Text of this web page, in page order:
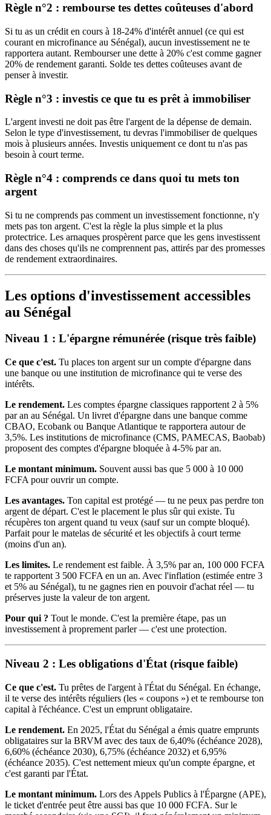
Règle n°2 : rembourse tes dettes coûteuses d'abord
Si tu as un crédit en cours à 18-24% d'intérêt annuel (ce qui est
courant en microfinance au Sénégal), aucun investissement ne te
rapportera autant. Rembourser une dette à 20% c'est comme gagner
20% de rendement garanti. Solde tes dettes coûteuses avant de
penser à investir.
Règle n°3 : investis ce que tu es prêt à immobiliser
L'argent investi ne doit pas être l'argent de la dépense de demain.
Selon le type d'investissement, tu devras l'immobiliser de quelques
mois à plusieurs années. Investis uniquement ce dont tu n'as pas
besoin à court terme.
Règle n°4 : comprends ce dans quoi tu mets ton
argent
Si tu ne comprends pas comment un investissement fonctionne, n'y
mets pas ton argent. C'est la règle la plus simple et la plus
protectrice. Les arnaques prospèrent parce que les gens investissent
dans des choses qu'ils ne comprennent pas, attirés par des promesses
de rendement extraordinaires.
Les options d'investissement accessibles
au Sénégal
Niveau 1 : L'épargne rémunérée (risque très faible)
Ce que c'est. Tu places ton argent sur un compte d'épargne dans
une banque ou une institution de microfinance qui te verse des
intérêts.
Le rendement. Les comptes épargne classiques rapportent 2 à 5%
par an au Sénégal. Un livret d'épargne dans une banque comme
CBAO, Ecobank ou Banque Atlantique te rapportera autour de
3,5%. Les institutions de microfinance (CMS, PAMECAS, Baobab)
proposent des comptes d'épargne bloquée à 4-5% par an.
Le montant minimum. Souvent aussi bas que 5 000 à 10 000
FCFA pour ouvrir un compte.
Les avantages. Ton capital est protégé — tu ne peux pas perdre ton
argent de départ. C'est le placement le plus sûr qui existe. Tu
récupères ton argent quand tu veux (sauf sur un compte bloqué).
Parfait pour le matelas de sécurité et les objectifs à court terme
(moins d'un an).
Les limites. Le rendement est faible. À 3,5% par an, 100 000 FCFA
te rapportent 3 500 FCFA en un an. Avec l'inflation (estimée entre 3
et 5% au Sénégal), tu ne gagnes rien en pouvoir d'achat réel — tu
préserves juste la valeur de ton argent.
Pour qui ? Tout le monde. C'est la première étape, pas un
investissement à proprement parler — c'est une protection.
Niveau 2 : Les obligations d'État (risque faible)
Ce que c'est. Tu prêtes de l'argent à l'État du Sénégal. En échange,
il te verse des intérêts réguliers (les « coupons ») et te rembourse ton
capital à l'échéance. C'est un emprunt obligataire.
Le rendement. En 2025, l'État du Sénégal a émis quatre emprunts
obligataires sur la BRVM avec des taux de 6,40% (échéance 2028),
6,60% (échéance 2030), 6,75% (échéance 2032) et 6,95%
(échéance 2035). C'est nettement mieux qu'un compte épargne, et
c'est garanti par l'État.
Le montant minimum. Lors des Appels Publics à l'Épargne (APE),
le ticket d'entrée peut être aussi bas que 10 000 FCFA. Sur le